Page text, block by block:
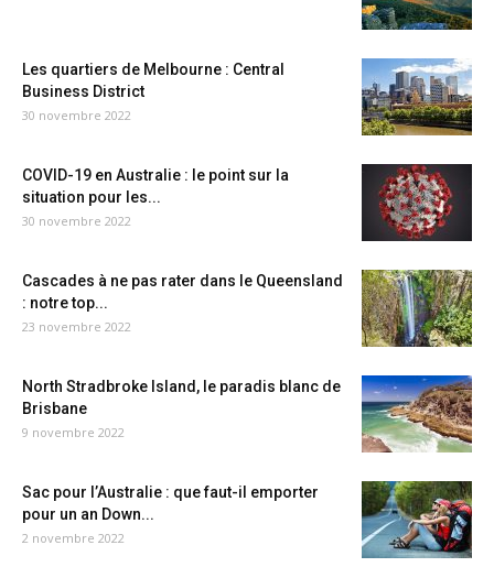
Les quartiers de Melbourne : Central
Business District
30 novembre 2022
COVID-19 en Australie : le point sur la
situation pour les...
30 novembre 2022
Cascades à ne pas rater dans le Queensland
: notre top...
23 novembre 2022
North Stradbroke Island, le paradis blanc de
Brisbane
9 novembre 2022
Sac pour l’Australie : que faut-il emporter
pour un an Down...
2 novembre 2022